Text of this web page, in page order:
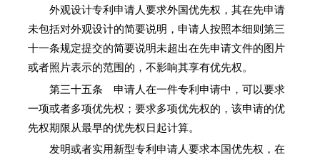
外观设计专利申请人要求外国优先权，其在先申请
未包括对外观设计的简要说明，申请人按照本细则第三
十一条规定提交的简要说明未超出在先申请文件的图片
或者照片表示的范围的，不影响其享有优先权。
第三十五条 申请人在一件专利申请中，可以要求
一项或者多项优先权；要求多项优先权的，该申请的优
先权期限从最早的优先权日起计算。
发明或者实用新型专利申请人要求本国优先权，在